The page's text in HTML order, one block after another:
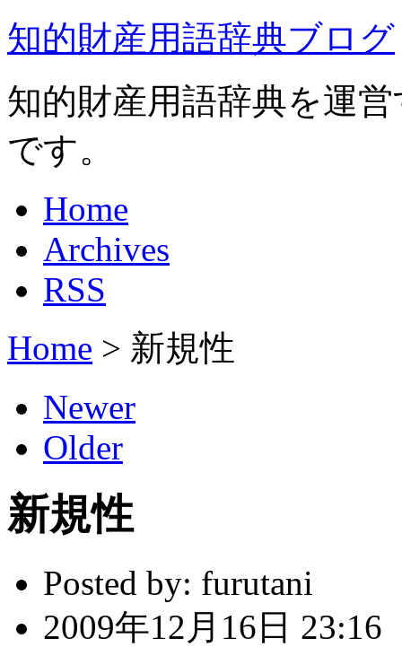
知的財産用語辞典ブログ
知的財産用語辞典を運
です。
Home
Archives
RSS
Home > 新規性
Newer
Older
新規性
Posted by: furutani
2009年12月16日 23:16